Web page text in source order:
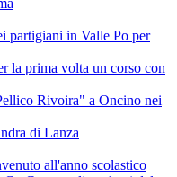
partigiani in Valle Po per
la prima volta un corso con
Rivoira" a Oncino nei
di Lanza
all'anno scolastico